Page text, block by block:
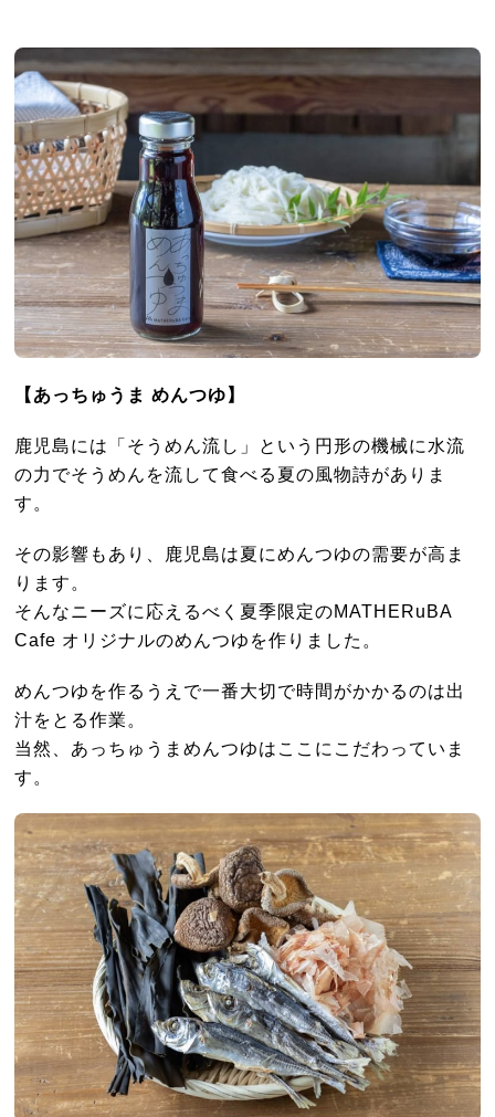
【あっちゅうま めんつゆ】
鹿児島には「そうめん流し」という円形の機械に水流
の力でそうめんを流して食べる夏の風物詩がありま
す。
その影響もあり、鹿児島は夏にめんつゆの需要が高ま
ります。
そんなニーズに応えるべく夏季限定のMATHERuBA
Cafe オリジナルのめんつゆを作りました。
めんつゆを作るうえで一番大切で時間がかかるのは出
汁をとる作業。
当然、あっちゅうまめんつゆはここにこだわっていま
す。